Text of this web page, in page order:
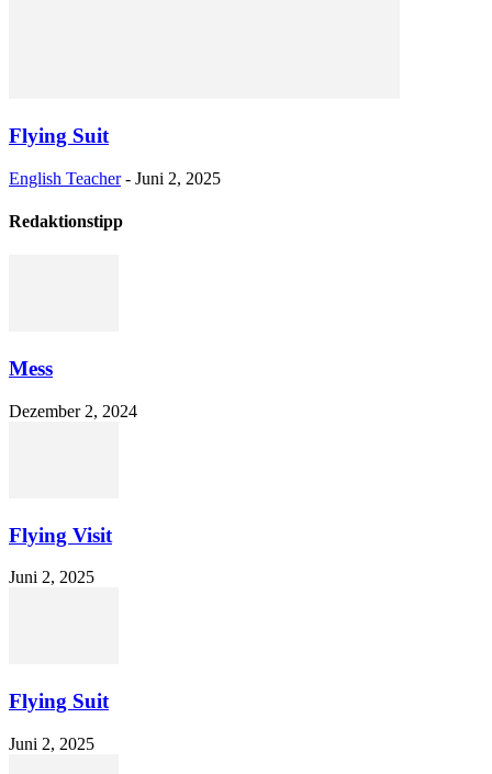
Flying Suit
English Teacher - Juni 2, 2025
Redaktionstipp
Mess
Dezember 2, 2024
Flying Visit
Juni 2, 2025
Flying Suit
Juni 2, 2025